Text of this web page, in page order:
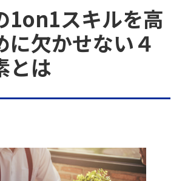
1on1スキルを高
に欠かせない４
とは